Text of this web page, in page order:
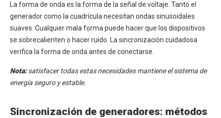
La forma de onda es la forma de la señal de voltaje. Tanto el
generador como la cuadrícula necesitan ondas sinusoidales
suaves. Cualquier mala forma puede hacer que los dispositivos
se sobrecalienten o hacer ruido. La sincronización cuidadosa
verifica la forma de onda antes de conectarse.
Nota:satisfacer todas estas necesidades mantiene el sistema de
energía seguro y estable.
Sincronización de generadores: métodos